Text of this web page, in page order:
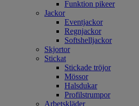
Funktion pikeer
Jackor
Eventjackor
Regnjackor
Softshelljackor
Skjortor
Stickat
Stickade tröjor
Mössor
Halsdukar
Profilstrumpor
Arbetskläder